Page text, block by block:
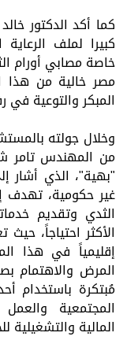
كما أكد الدكتور
كبيرا لملف
خاصة مصابي أورام
مصر خالية من
المبكر والتوعية في
وخلال جولته
من المهندس
"بهية"، الذي
غير حكومية،
الثدي وتقديم
الأكثر احتياجاً،
إقليمياً في هذا
المرض والاهتمام
مُبتكرة باستخدام
المجتمعية
المالية والتشغيلية